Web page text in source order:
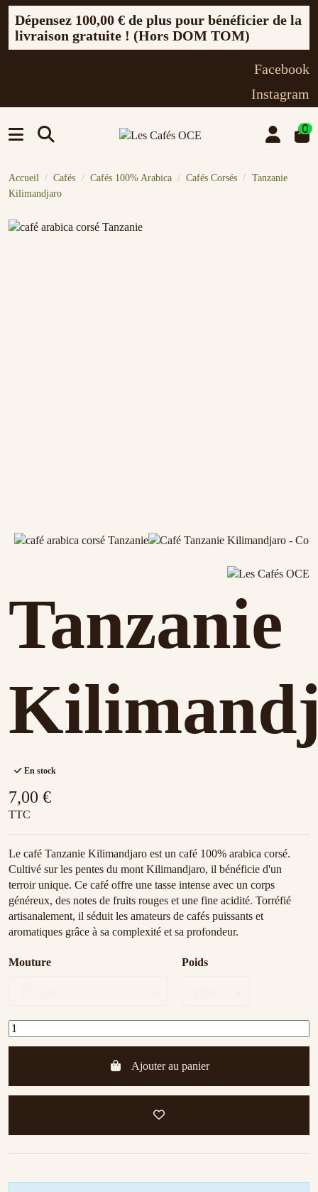
Dépensez 100,00 € de plus pour bénéficier de la
livraison gratuite ! (Hors DOM TOM)
Facebook
Instagram
0
Accueil Cafés Cafés 100% Arabica Cafés Corsés
Tanzanie
Kilimandjaro
Tanzanie
En stock
7,00 €
TTC
Le café Tanzanie Kilimandjaro est un café 100% arabica corsé.
Cultivé sur les pentes du mont Kilimandjaro, il bénéficie d'un
terroir unique. Ce café offre une tasse intense avec un corps
généreux, des notes de fruits rouges et une fine acidité. Torréfié
artisanalement, il séduit les amateurs de cafés puissants et
aromatiques grâce à sa complexité et sa profondeur.
Mouture Poids
Ajouter au panier